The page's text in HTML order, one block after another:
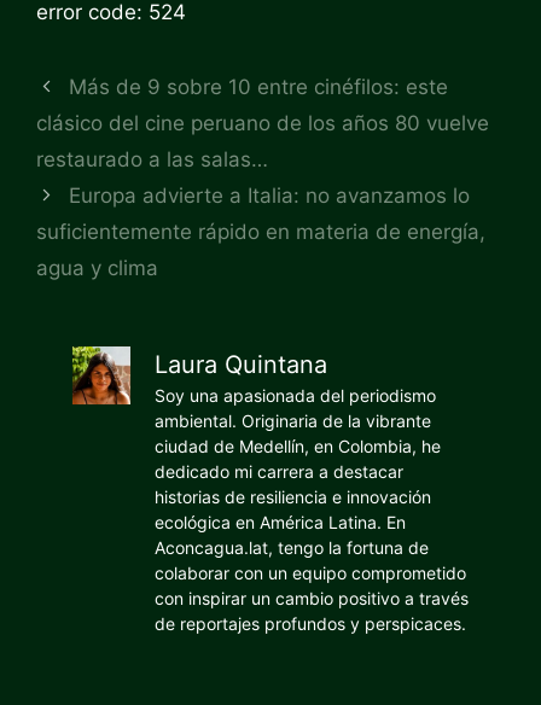
error code: 524
Más de 9 sobre 10 entre cinéfilos: este
clásico del cine peruano de los años 80 vuelve
restaurado a las salas…
Europa advierte a Italia: no avanzamos lo
suficientemente rápido en materia de energía,
agua y clima
Laura Quintana
Soy una apasionada del periodismo
ambiental. Originaria de la vibrante
ciudad de Medellín, en Colombia, he
dedicado mi carrera a destacar
historias de resiliencia e innovación
ecológica en América Latina. En
Aconcagua.lat, tengo la fortuna de
colaborar con un equipo comprometido
con inspirar un cambio positivo a través
de reportajes profundos y perspicaces.